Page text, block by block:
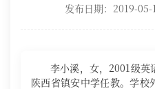
发布日期：2019-
李小溪，女，2001级英
陕西省镇安中学任教。学校